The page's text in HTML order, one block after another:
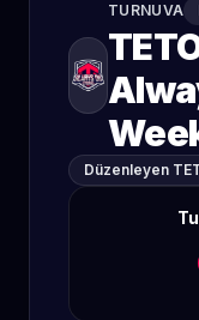
TURNUVA
Düzenleyen